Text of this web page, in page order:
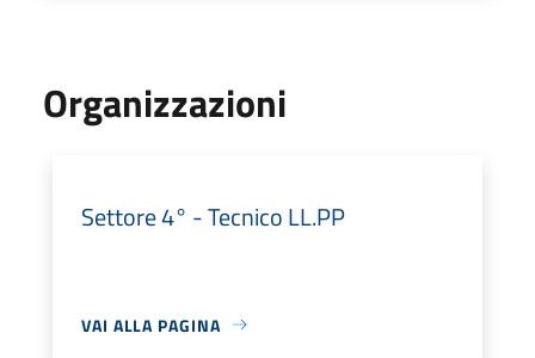
Organizzazioni
Settore 4° - Tecnico LL.PP
VAI ALLA PAGINA